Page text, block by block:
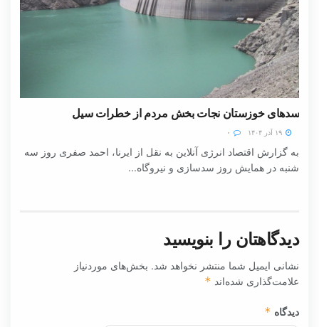
سدهای خوزستان نجات بخش مردم از خطرات سیل
به گزارش اقتصاد انرژی آنلاین به نقل از ایرنا، احمد صفری روز سه
شنبه در همایش روز سدسازی و نیروگاه...
دیدگاهتان را بنویسید
نشانی ایمیل شما منتشر نخواهد شد. بخش‌های موردنیاز
علامت‌گذاری شده‌اند *
دیدگاه *